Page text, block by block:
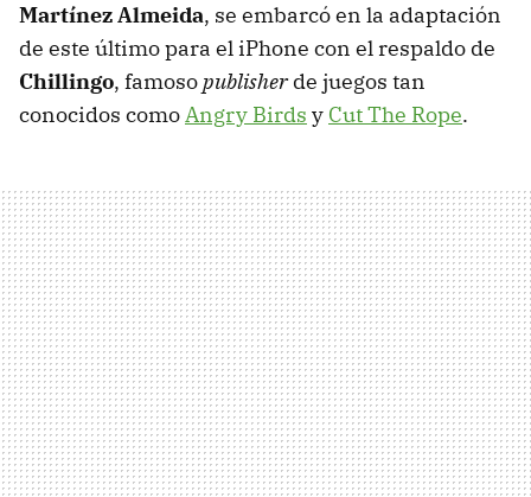
Martínez Almeida, se embarcó en la adaptación
de este último para el iPhone con el respaldo de
Chillingo, famosopublisherde juegos tan
conocidos comoAngry Birds y Cut The Rope.